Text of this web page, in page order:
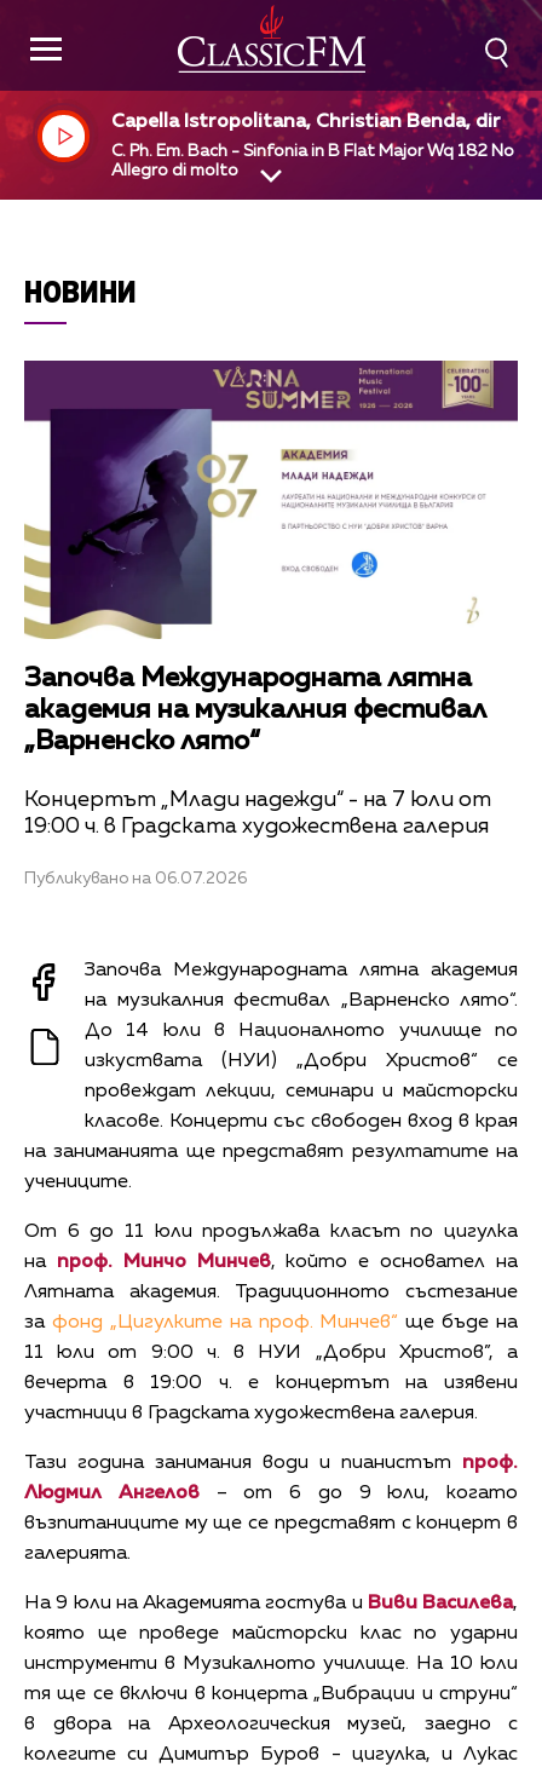
Capella Istropolitana, Christian Benda, dir
C. Ph. Em. Bach - Sinfonia in B Flat Major Wq 182 No 2 -
Allegro di molto
НОВИНИ
Започва Международната лятна
академия на музикалния фестивал
„Варненско лято“
Концертът „Млади надежди“ - на 7 юли от
19:00 ч. в Градската художествена галерия
Публикувано на 06.07.2026
Започва Международната лятна академия
на музикалния фестивал „Варненско лято“.
До 14 юли в Националното училище по
изкуствата (НУИ) „Добри Христов“ се
провеждат лекции, семинари и майсторски
класове. Концерти със свободен вход в края
на заниманията ще представят резултатите на
учениците.
От 6 до 11 юли продължава класът по цигулка
на проф. Минчо Минчев, който е основател на
Лятната академия. Традиционното състезание
за фонд „Цигулките на проф. Минчев“ ще бъде на
11 юли от 9:00 ч. в НУИ „Добри Христов”, а
вечерта в 19:00 ч. е концертът на изявени
участници в Градската художествена галерия.
Тази година занимания води и пианистът проф.
Людмил Ангелов– от 6 до 9 юли, когато
възпитаниците му ще се представят с концерт в
галерията.
На 9 юли на Академията гостува и Виви Василева,
която ще проведе майсторски клас по ударни
инструменти в Музикалното училище. На 10 юли
тя ще се включи в концерта „Вибрации и струни“
в двора на Археологическия музей, заедно с
колегите си Димитър Буров - цигулка, и Лукас